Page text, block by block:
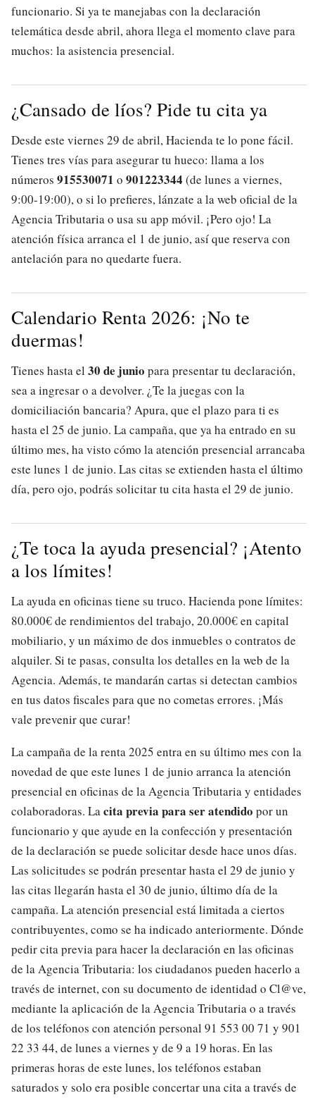
funcionario. Si ya te manejabas con la declaración
telemática desde abril, ahora llega el momento clave para
muchos: la asistencia presencial.
¿Cansado de líos? Pide tu cita ya
Desde este viernes 29 de abril, Hacienda te lo pone fácil.
Tienes tres vías para asegurar tu hueco: llama a los
números 915530071 o 901223344 (de lunes a viernes,
9:00-19:00), o si lo prefieres, lánzate a la web oficial de la
Agencia Tributaria o usa su app móvil. ¡Pero ojo! La
atención física arranca el 1 de junio, así que reserva con
antelación para no quedarte fuera.
Calendario Renta 2026: ¡No te
duermas!
Tienes hasta el 30 de junio para presentar tu declaración,
sea a ingresar o a devolver. ¿Te la juegas con la
domiciliación bancaria? Apura, que el plazo para ti es
hasta el 25 de junio. La campaña, que ya ha entrado en su
último mes, ha visto cómo la atención presencial arrancaba
este lunes 1 de junio. Las citas se extienden hasta el último
día, pero ojo, podrás solicitar tu cita hasta el 29 de junio.
¿Te toca la ayuda presencial? ¡Atento
a los límites!
La ayuda en oficinas tiene su truco. Hacienda pone límites:
80.000€ de rendimientos del trabajo, 20.000€ en capital
mobiliario, y un máximo de dos inmuebles o contratos de
alquiler. Si te pasas, consulta los detalles en la web de la
Agencia. Además, te mandarán cartas si detectan cambios
en tus datos fiscales para que no cometas errores. ¡Más
vale prevenir que curar!
La campaña de la renta 2025 entra en su último mes con la
novedad de que este lunes 1 de junio arranca la atención
presencial en oficinas de la Agencia Tributaria y entidades
colaboradoras. Lacita previa para ser atendido por un
funcionario y que ayude en la confección y presentación
de la declaración se puede solicitar desde hace unos días.
Las solicitudes se podrán presentar hasta el 29 de junio y
las citas llegarán hasta el 30 de junio, último día de la
campaña. La atención presencial está limitada a ciertos
contribuyentes, como se ha indicado anteriormente. Dónde
pedir cita previa para hacer la declaración en las oficinas
de la Agencia Tributaria: los ciudadanos pueden hacerlo a
través de internet, con su documento de identidad o Cl@ve,
mediante la aplicación de la Agencia Tributaria o a través
de los teléfonos con atención personal 91 553 00 71 y 901
22 33 44, de lunes a viernes y de 9 a 19 horas. En las
primeras horas de este lunes, los teléfonos estaban
saturados y solo era posible concertar una cita a través de